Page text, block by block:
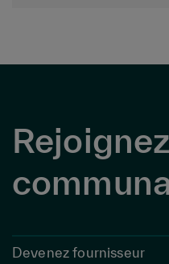
Devenez fournisseur